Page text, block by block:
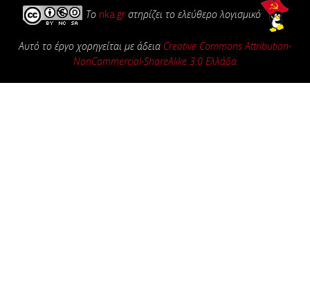
Το nka.gr στηρίζει το ελεύθερο λογισμικό
Αυτό το έργο χορηγείται με άδεια Creative Commons Attribution-
NonCommercial-ShareAlike 3.0 Ελλάδα